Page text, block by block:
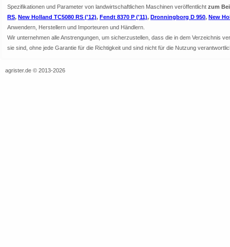
Spezifikationen und Parameter von landwirtschaftlichen Maschinen veröffentlicht zum
RS, New Holland TC5080 RS ('12), Fendt 8370 P ('11), Dronningborg D 950, New
Anwendern, Herstellern und Importeuren und Händlern.
Wir unternehmen alle Anstrengungen, um sicherzustellen, dass die in dem Verzeichnis
sie sind, ohne jede Garantie für die Richtigkeit und sind nicht für die Nutzung
agrister.de © 2013-2026